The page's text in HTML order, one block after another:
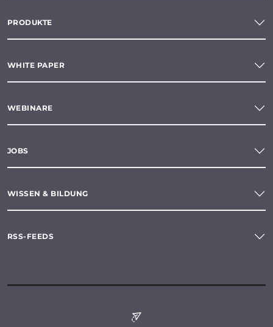
PRODUKTE
WHITE PAPER
WEBINARE
JOBS
WISSEN & BILDUNG
RSS-FEEDS